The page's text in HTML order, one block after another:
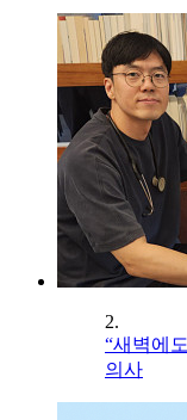
2.
“새벽에
의사